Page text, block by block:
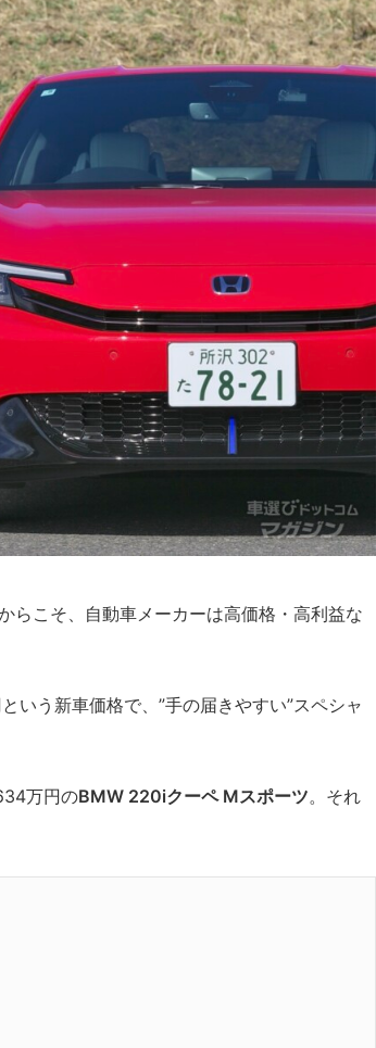
らこそ、自動車メーカーは高価格・高利益な
いう新車価格で、”手の届きやすい”スペシャ
万円のBMW 220iクーペ Mスポーツ。それ